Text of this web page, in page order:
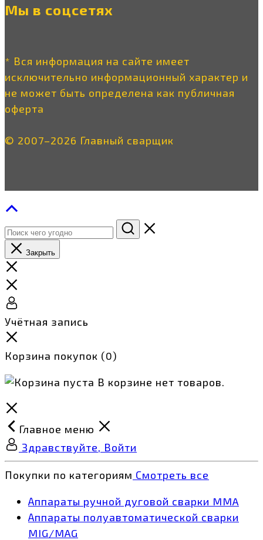
Мы в соцсетях
* Вся информация на сайте имеет
исключительно информационный характер и
не может быть определена как публичная
оферта
© 2007–2026 Главный сварщик
Закрыть
Учётная запись
Корзина покупок (0)
В корзине нет товаров.
Главное меню
Здравствуйте, Войти
Покупки по категориям Смотреть все
Аппараты ручной дуговой сварки MMA
Аппараты полуавтоматической сварки
MIG/MAG